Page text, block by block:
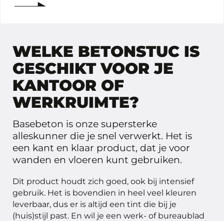
WELKE BETONSTUC IS
GESCHIKT VOOR JE
KANTOOR OF
WERKRUIMTE?
Basebeton is onze supersterke
alleskunner die je snel verwerkt. Het is
een kant en klaar product, dat je voor
wanden en vloeren kunt gebruiken.
Dit product houdt zich goed, ook bij intensief
gebruik. Het is bovendien in heel veel kleuren
leverbaar, dus er is altijd een tint die bij je
(huis)stijl past. En wil je een werk- of bureaublad